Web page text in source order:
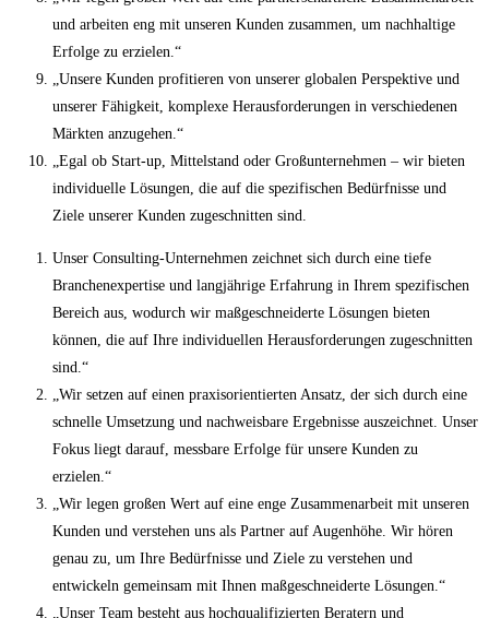
und arbeiten eng mit unseren Kunden zusammen, um nachhaltige
Erfolge zu erzielen.“
„Unsere Kunden profitieren von unserer globalen Perspektive und
unserer Fähigkeit, komplexe Herausforderungen in verschiedenen
Märkten anzugehen.“
„Egal ob Start-up, Mittelstand oder Großunternehmen – wir bieten
individuelle Lösungen, die auf die spezifischen Bedürfnisse und
Ziele unserer Kunden zugeschnitten sind.
Unser Consulting-Unternehmen zeichnet sich durch eine tiefe
Branchenexpertise und langjährige Erfahrung in Ihrem spezifischen
Bereich aus, wodurch wir maßgeschneiderte Lösungen bieten
können, die auf Ihre individuellen Herausforderungen zugeschnitten
sind.“
„Wir setzen auf einen praxisorientierten Ansatz, der sich durch eine
schnelle Umsetzung und nachweisbare Ergebnisse auszeichnet. Unser
Fokus liegt darauf, messbare Erfolge für unsere Kunden zu
erzielen.“
„Wir legen großen Wert auf eine enge Zusammenarbeit mit unseren
Kunden und verstehen uns als Partner auf Augenhöhe. Wir hören
genau zu, um Ihre Bedürfnisse und Ziele zu verstehen und
entwickeln gemeinsam mit Ihnen maßgeschneiderte Lösungen.“
„Unser Team besteht aus hochqualifizierten Beratern und